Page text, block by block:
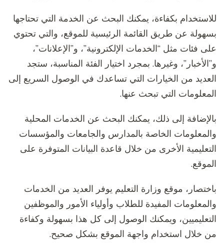
للاستخدام بكفاءة، يمكنك البحث عن الخدمة التي تحتاجها
بسهولة عن طريق القائمة الرئيسية للموقع، والتي تحتوي
على فئات مثل “الخدمات الإلكترونية”، و”الإعلانات”،
و”الأخبار”، وغيرها. بمجرد اختيار الفئة المناسبة، ستجد
العديد من الخيارات التي تساعدك في الوصول السريع إلى
المعلومات التي تبحث عنها.
بالإضافة إلى ذلك، يمكنك البحث عن الخدمات المحلية
والمعلومات الخاصة بالمدارس والجامعات والمؤسسات
التعليمية الأخرى من خلال قاعدة البيانات المتوفرة على
الموقع.
باختصار، موقع وزارة التعليم يوفر العديد من الخدمات
والمعلومات المفيدة للطلاب وأولياء الأمور والموظفين
التعليميين، ويمكنك الوصول إلى كل هذا بسهولة وكفاءة
من خلال استخدام واجهة الموقع بشكل صحيح.